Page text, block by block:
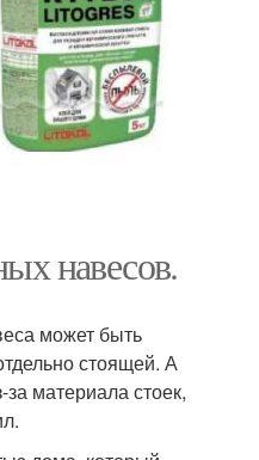
навесов.
может быть
стоящей. А
материала стоек,